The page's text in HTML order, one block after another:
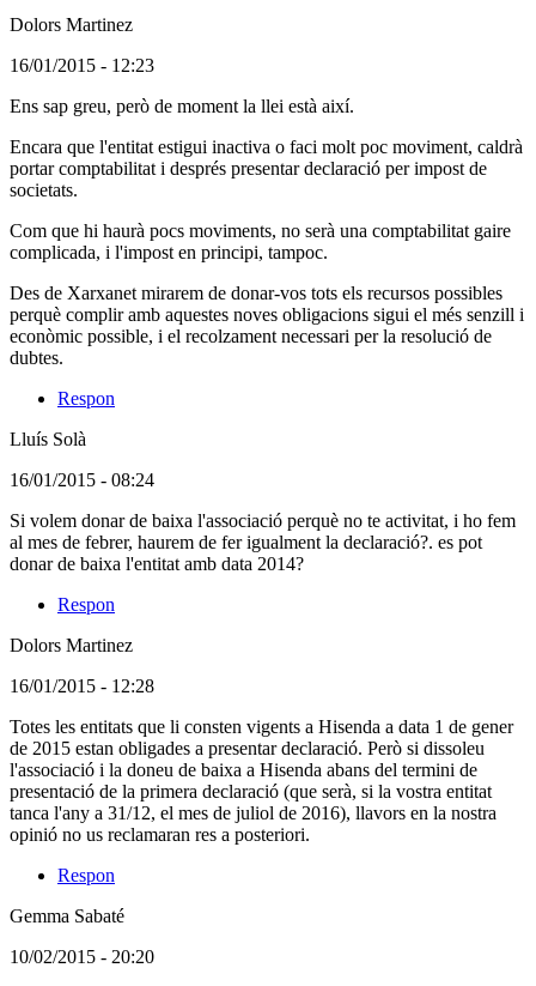
Dolors Martinez
(Usuari
registrat)
16/01/2015 - 12:23
Comentari
resposta
al
comentari:
nostre
associacio
Ens sap greu, però de moment la llei està així.
Encara que l'entitat estigui inactiva o faci molt poc moviment, caldrà
portar comptabilitat i després presentar declaració per impost de
societats.
Com que hi haurà pocs moviments, no serà una comptabilitat gaire
complicada, i l'impost en principi, tampoc.
Des de Xarxanet mirarem de donar-vos tots els recursos possibles
perquè complir amb aquestes noves obligacions sigui el més senzill i
econòmic possible, i el recolzament necessari per la resolució de
dubtes.
Respon
Lluís Solà
(Usuari
registrat)
16/01/2015 - 08:24
Si volem donar de baixa l'associació perquè no te activitat, i ho fem
al mes de febrer, haurem de fer igualment la declaració?. es pot
donar de baixa l'entitat amb data 2014?
Respon
Dolors Martinez
(Usuari
registrat)
16/01/2015 - 12:28
Comentari
en
resposta
al
comentari:
Si
donar
baixa
Totes les entitats que li consten vigents a Hisenda a data 1 de gener
de 2015 estan obligades a presentar declaració. Però si dissoleu
l'associació i la doneu de baixa a Hisenda abans del termini de
presentació de la primera declaració (que serà, si la vostra entitat
tanca l'any a 31/12, el mes de juliol de 2016), llavors en la nostra
opinió no us reclamaran res a posteriori.
Respon
Gemma Sabaté
(Usuari
10/02/2015 - 20:20